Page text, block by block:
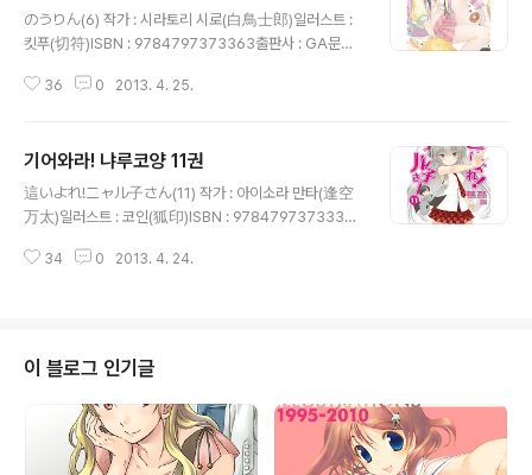
のうりん(6) 작가 : 시라토리 시로(白鳥士郎)일러스트 :
킷푸(切符)ISBN : 9784797373363출판사 : GA문고
36 0 2013. 4. 25.
기어와라! 냐루코양 11권
這いよれ!ニャル子さん(11) 작가 : 아이소라 만타(逢空
万太)일러스트 : 코인(狐印)ISBN : 9784797373332
34 0 2013. 4. 24.
이 블로그 인기글